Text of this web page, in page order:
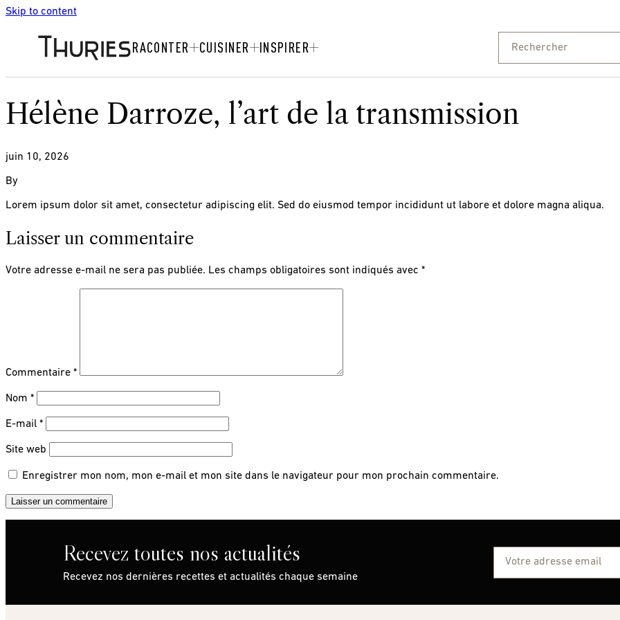
Skip to content
RACONTER CUISINER INSPIRER
Hélène Darroze, l’art de la transmission
juin 10, 2026
By
Lorem ipsum dolor sit amet, consectetur adipiscing elit. Sed do eiusmod tempor incididunt ut labore et dolore magna aliqua.
Laisser un commentaire
Votre adresse e-mail ne sera pas publiée. Les champs obligatoires sont indiqués avec *
Commentaire *
Nom *
E-mail *
Site web
Enregistrer mon nom, mon e-mail et mon site dans le navigateur pour mon prochain commentaire.
Recevez toutes nos actualités
Recevez nos dernières recettes et actualités chaque semaine